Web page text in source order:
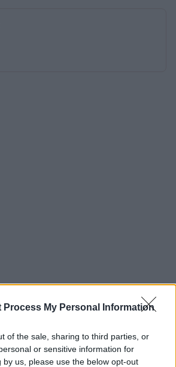
Process My Personal Information
of the sale, sharing to third parties, or
or sensitive information for
by us, please use the below opt-out